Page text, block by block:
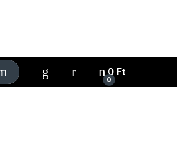
My Account
0
0 Ft